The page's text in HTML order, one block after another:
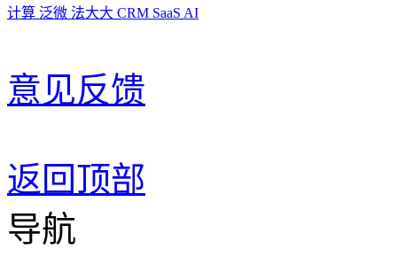
计算 泛微 法大大 CRM SaaS AI
意见反馈
返回顶部
导航